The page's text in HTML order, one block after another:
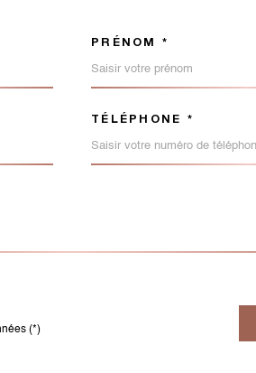
PRÉNOM *
TÉLÉPHONE *
(*)